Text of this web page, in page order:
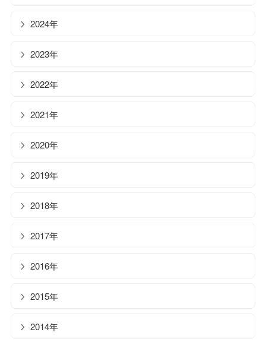
2024年
2023年
2022年
2021年
2020年
2019年
2018年
2017年
2016年
2015年
2014年